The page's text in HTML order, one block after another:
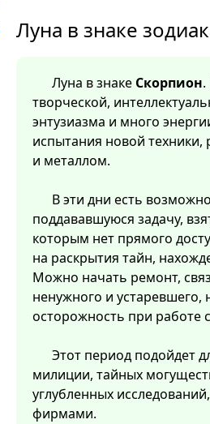
Луна в знаке
Луна в знаке Скорпион
творческой,
энтузиазма и много
испытания новой техники,
и металлом.
В эти дни есть
поддававшуюся задачу,
которым нет прямого
на раскрытия тайн,
Можно начать ремонт,
ненужного и
осторожность при работе
Этот период подойдет
милиции, тайных
углубленных
фирмами.